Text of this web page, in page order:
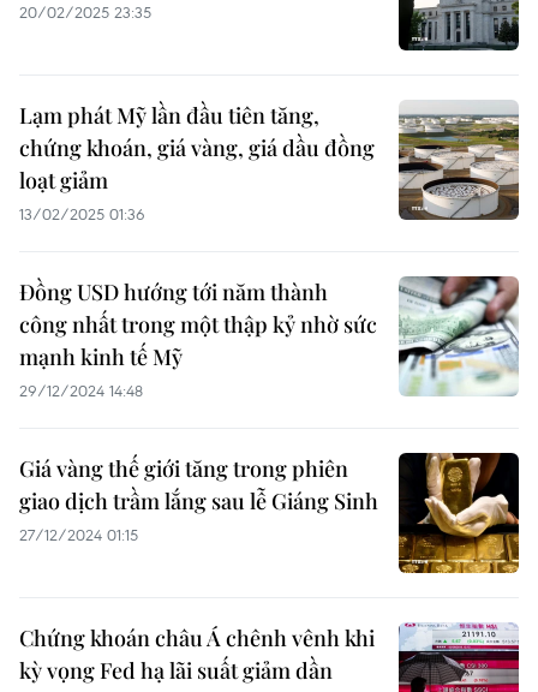
20/02/2025 23:35
Lạm phát Mỹ lần đầu tiên tăng,
chứng khoán, giá vàng, giá dầu đồng
loạt giảm
13/02/2025 01:36
Đồng USD hướng tới năm thành
công nhất trong một thập kỷ nhờ sức
mạnh kinh tế Mỹ
29/12/2024 14:48
Giá vàng thế giới tăng trong phiên
giao dịch trầm lắng sau lễ Giáng Sinh
27/12/2024 01:15
Chứng khoán châu Á chênh vênh khi
kỳ vọng Fed hạ lãi suất giảm dần